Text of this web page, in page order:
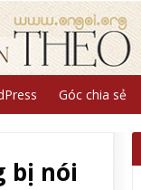
Góc chia sẻ
bị nói